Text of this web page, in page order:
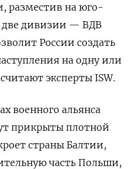
разместив на юго-
две дивизии — ВДВ
России создать
на одну или
эксперты ISW.
военного альянса
прикрыты плотной
страны Балтии,
часть Польши,